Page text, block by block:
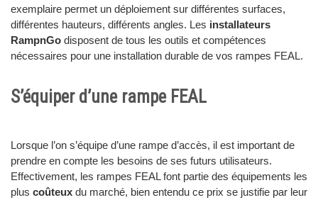
exemplaire permet un déploiement sur différentes surfaces,
différentes hauteurs, différents angles. Les installateurs
RampnGo disposent de tous les outils et compétences
nécessaires pour une installation durable de vos rampes FEAL.
S’équiper d’une rampe FEAL
Lorsque l’on s’équipe d’une rampe d’accès, il est important de
prendre en compte les besoins de ses futurs utilisateurs.
Effectivement, les rampes FEAL font partie des équipements les
plus coûteux du marché, bien entendu ce prix se justifie par leur